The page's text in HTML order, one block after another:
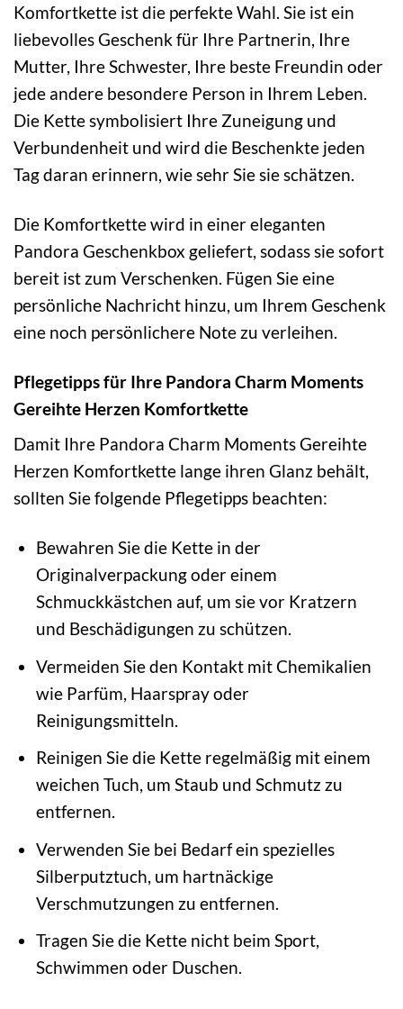
Komfortkette ist die perfekte Wahl. Sie ist ein
liebevolles Geschenk für Ihre Partnerin, Ihre
Mutter, Ihre Schwester, Ihre beste Freundin oder
jede andere besondere Person in Ihrem Leben.
Die Kette symbolisiert Ihre Zuneigung und
Verbundenheit und wird die Beschenkte jeden
Tag daran erinnern, wie sehr Sie sie schätzen.
Die Komfortkette wird in einer eleganten
Pandora Geschenkbox geliefert, sodass sie sofort
bereit ist zum Verschenken. Fügen Sie eine
persönliche Nachricht hinzu, um Ihrem Geschenk
eine noch persönlichere Note zu verleihen.
Pflegetipps für Ihre Pandora Charm Moments
Gereihte Herzen Komfortkette
Damit Ihre Pandora Charm Moments Gereihte
Herzen Komfortkette lange ihren Glanz behält,
sollten Sie folgende Pflegetipps beachten:
Bewahren Sie die Kette in der
Originalverpackung oder einem
Schmuckkästchen auf, um sie vor Kratzern
und Beschädigungen zu schützen.
Vermeiden Sie den Kontakt mit Chemikalien
wie Parfüm, Haarspray oder
Reinigungsmitteln.
Reinigen Sie die Kette regelmäßig mit einem
weichen Tuch, um Staub und Schmutz zu
entfernen.
Verwenden Sie bei Bedarf ein spezielles
Silberputztuch, um hartnäckige
Verschmutzungen zu entfernen.
Tragen Sie die Kette nicht beim Sport,
Schwimmen oder Duschen.